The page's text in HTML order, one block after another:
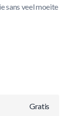
sans veel moeite
Gratis